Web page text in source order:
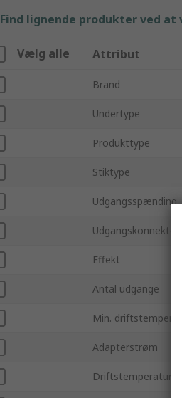
Find lignende produkter ved
Vælg alle Attribut
Brand
Undertype
Produkttype
Stiktype
Udgangsspænding
Effekt
Antal udgange
Min.
Adapterstrøm
Driftstemperatur